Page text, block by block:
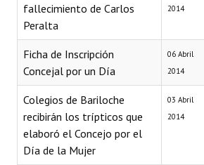
Comunicaciones
Declaraciones
Resoluciones
Resoluciones de Presidencia
INSTITUCIONAL
fallecimiento de Carlos
Peralta
2014
Ficha de Inscripción
Concejal por un Día
06 Abril
2014
Colegios de Bariloche
recibirán los trípticos que
elaboró el Concejo por el
Día de la Mujer
03 Abril
2014